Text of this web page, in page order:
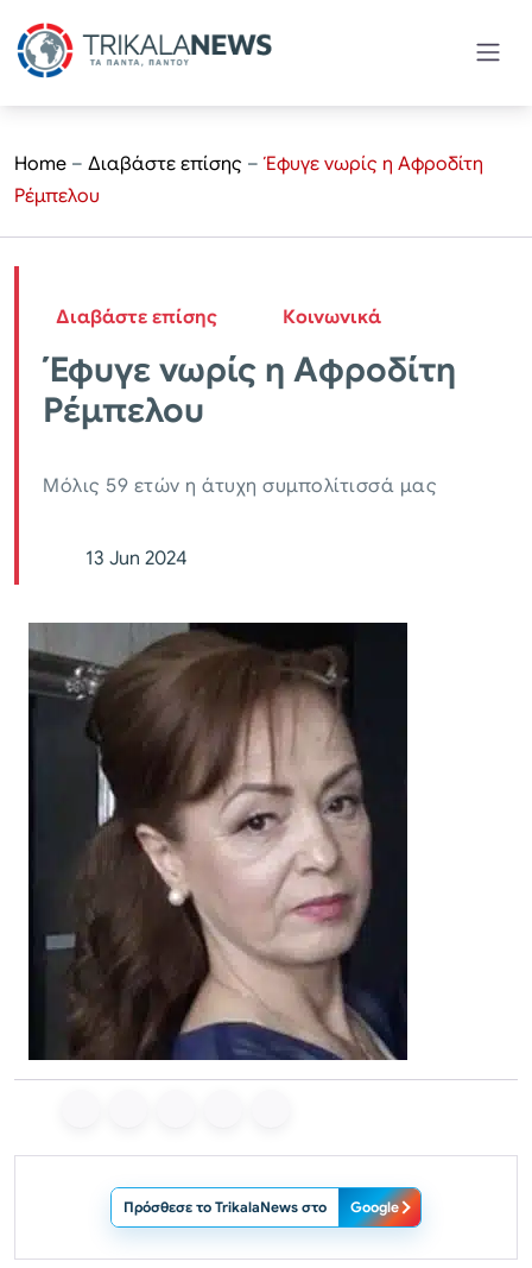
Home – Διαβάστε επίσης – Έφυγε νωρίς η Αφροδίτη
Ρέμπελου
Διαβάστε επίσης Κοινωνικά
Έφυγε νωρίς η Αφροδίτη
Ρέμπελου
Μόλις 59 ετών η άτυχη συμπολίτισσά μας
13 Jun 2024
Πρόσθεσε το TrikalaNews στο Google